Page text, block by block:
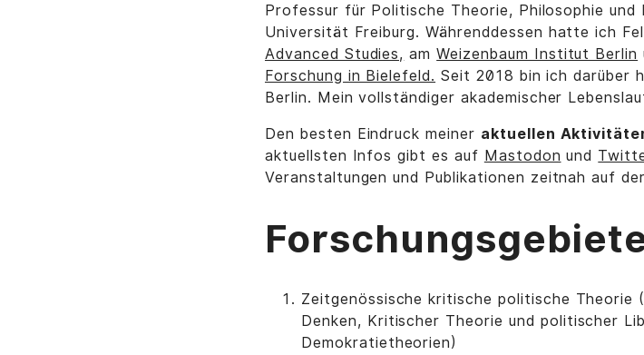
Professur für Politische Theorie, Philosophie
Universität Freiburg. Währenddessen hatte ich
Advanced Studies, amWeizenbaum Institut Berlin
Forschung in Bielefeld. Seit 2018 bin ich darüber
Berlin. Mein vollständiger akademischer
Den besten Eindruck meiner aktuellen
aktuellsten Infos gibt es auf Mastodon und
Veranstaltungen und Publikationen zeitnah auf
Zeitgenössische kritische politische
Denken, Kritischer Theorie und politischer
Demokratietheorien)